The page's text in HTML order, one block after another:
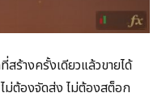
างครั้งเดียวแล้วขายได้
ม่ต้องจัดส่ง ไม่ต้องสต็อก